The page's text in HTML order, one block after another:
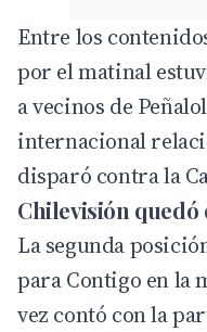
Entre los
por el matinal
a vecinos de
internacional
disparó contra la
Chilevisión
La segunda
para Contigo en la
vez contó con la